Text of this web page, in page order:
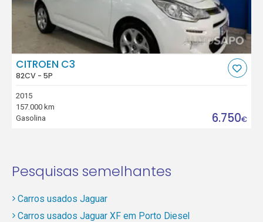
CITROEN C3
82CV - 5P
2015
157.000 km
Gasolina
6.750€
Pesquisas semelhantes
Carros usados Jaguar
Carros usados Jaguar XF em Porto Diesel